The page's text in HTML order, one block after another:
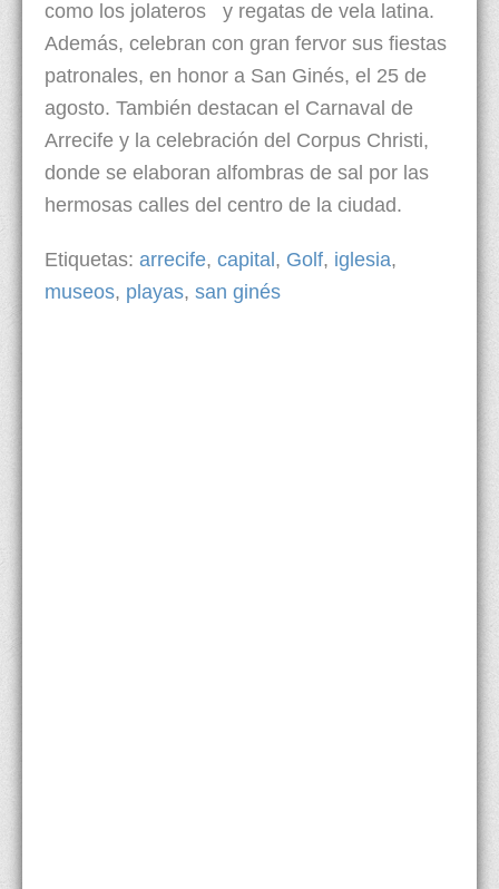
como los jolateros y regatas de vela latina.
Además, celebran con gran fervor sus fiestas
patronales, en honor a San Ginés, el 25 de
agosto. También destacan el Carnaval de
Arrecife y la celebración del Corpus Christi,
donde se elaboran alfombras de sal por las
hermosas calles del centro de la ciudad.
Etiquetas: arrecife, capital, Golf, iglesia,
museos, playas, san ginés